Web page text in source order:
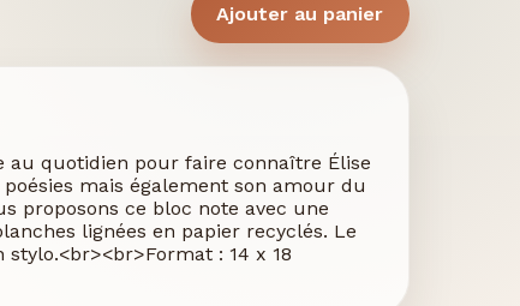
Ajouter au panier
au quotidien pour faire connaître Élise
poésies mais également son amour du
proposons ce bloc note avec une
lignées en papier recyclés. Le
: 14 x 18